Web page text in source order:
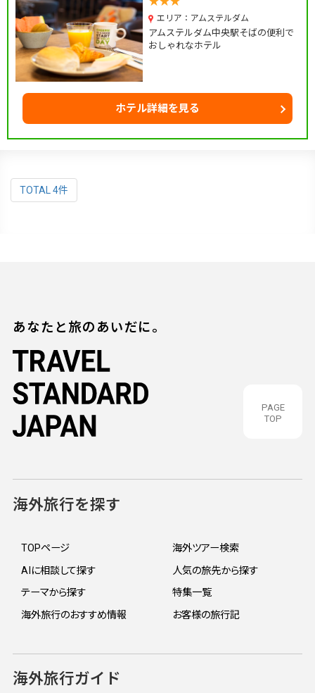
エリア：アムステルダム
アムステルダム中央駅そばの便利で
おしゃれなホテル
ホテル詳細を見る
TOTAL 4件
PAGE
TOP
あなたと旅のあいだに。
海外旅行を探す
TOPページ
海外ツアー検索
AIに相談して探す
人気の旅先から探す
テーマから探す
特集一覧
海外旅行のおすすめ情報
お客様の旅行記
海外旅行ガイド